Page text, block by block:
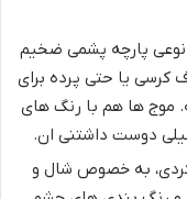
نوعی پارچه پشمی ضخیم
کرسی یا حتی پرده برای
موج ها هم با رنگ های
دوست داشتنی ان.
به خصوص شال و